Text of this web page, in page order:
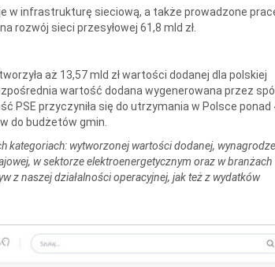
w infrastrukturę sieciową, a także prowadzone
rozwój sieci przesyłowej 61,8 mld zł.
aż 13,57 mld zł wartości dodanej dla polskiej
wartość dodana wygenerowana przez
PSE przyczyniła się do utrzymania w Polsce ponad
do budżetów gmin.
kategoriach: wytworzonej wartości dodanej,
w sektorze elektroenergetycznym oraz w branżach
z naszej działalności operacyjnej, jak też z wydatków